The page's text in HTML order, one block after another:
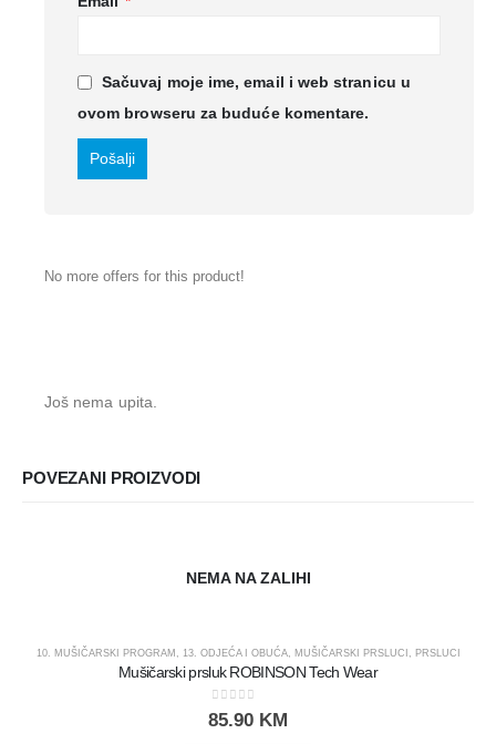
Sačuvaj moje ime, email i web stranicu u
ovom browseru za buduće komentare.
No more offers for this product!
Još nema upita.
POVEZANI PROIZVODI
NEMA NA ZALIHI
10. MUŠIČARSKI PROGRAM 13. ODJEĆA I OBUĆA, MUŠIČARSKI PRSLUCI PRSLUCI
Mušičarski prsluk ROBINSON Tech Wear
0out of 5
85.90 KM